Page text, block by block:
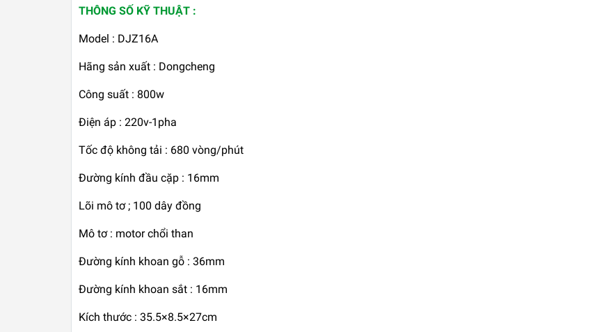
THÔNG SỐ KỸ THUẬT :
Model : DJZ16A
Hãng sản xuất : Dongcheng
Công suất : 800w
Điện áp : 220v-1pha
Tốc độ không tải : 680 vòng/phút
Đường kính đầu cặp : 16mm
Lõi mô tơ ; 100 dây đồng
Mô tơ : motor chổi than
Đường kính khoan gỗ : 36mm
Đường kính khoan sắt : 16mm
Kích thước : 35.5×8.5×27cm